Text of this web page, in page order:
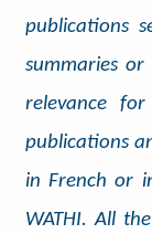
publications
summaries
relevance
publications
in French or
WATHI. All